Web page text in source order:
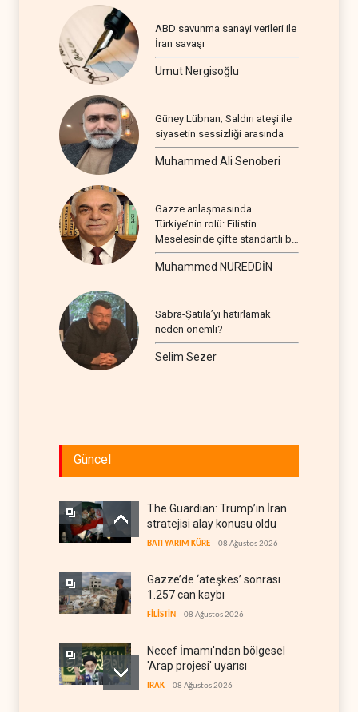
ABD savunma sanayi verileri ile
İran savaşı
Umut Nergisoğlu
Güney Lübnan; Saldırı ateşi ile
siyasetin sessizliği arasında
Muhammed Ali Senoberi
Gazze anlaşmasında
Türkiye’nin rolü: Filistin
Meselesinde çifte standartlı bir
seyir
Muhammed NUREDDİN
Sabra-Şatila’yı hatırlamak
neden önemli?
Selim Sezer
Güncel
The Guardian: Trump’ın İran
stratejisi alay konusu oldu
BATI YARIM KÜRE 08 Ağustos 2026
Gazze’de ‘ateşkes’ sonrası
1.257 can kaybı
FİLİSTİN 08 Ağustos 2026
Necef İmamı'ndan bölgesel
'Arap projesi' uyarısı
IRAK 08 Ağustos 2026